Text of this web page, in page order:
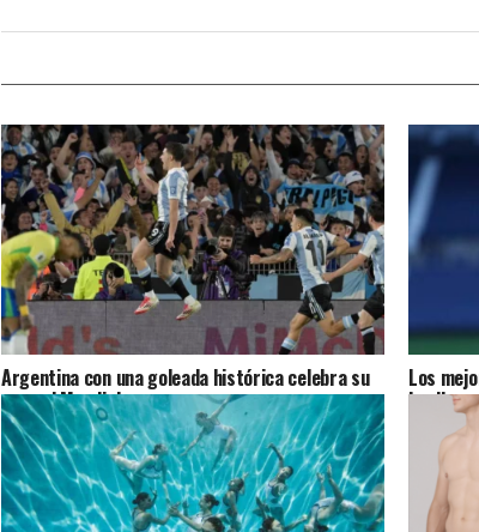
Argentina con una goleada histórica celebra su
pase al Mundial
Los
huella